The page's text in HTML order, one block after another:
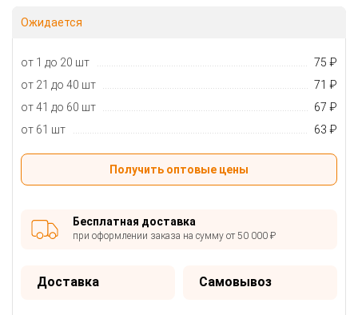
Ожидается
от 1 до 20 шт
75 ₽
от 21 до 40 шт
71 ₽
от 41 до 60 шт
67 ₽
от 61 шт
63 ₽
Получить оптовые цены
Бесплатная доставка
при оформлении заказа на сумму от 50 000 ₽
Доставка Самовывоз